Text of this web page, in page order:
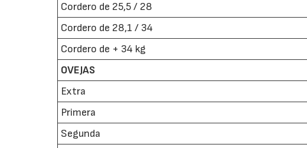
Cordero de 25,5 / 28
Cordero de 28,1 / 34
Cordero de + 34 kg
OVEJAS
Extra
Primera
Segunda